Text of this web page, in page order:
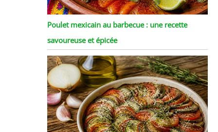
Poulet mexicain au barbecue : une recette
savoureuse et épicée